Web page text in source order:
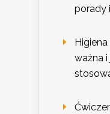
porady
ważna i